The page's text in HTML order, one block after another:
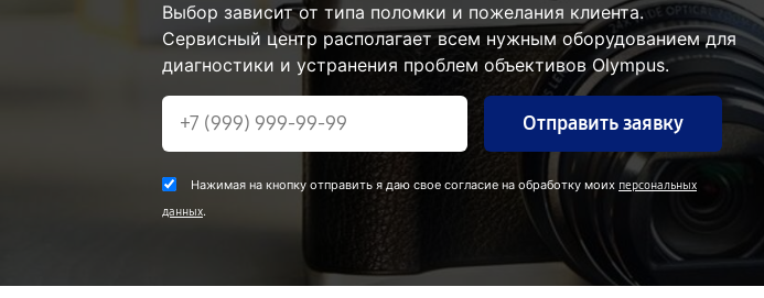
Выбор зависит от типа поломки и пожелания клиента.
Сервисный центр располагает всем нужным оборудованием для
диагностики и устранения проблем объективов Olympus.
Отправить заявку
Нажимая на кнопку отправить я даю свое согласие на обработку моих персональных
данных.